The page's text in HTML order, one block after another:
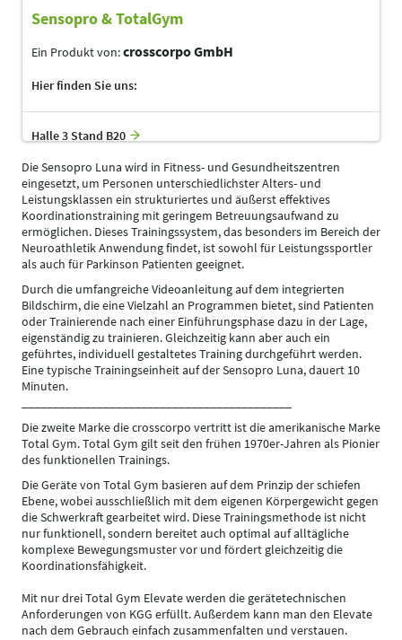
Sensopro & TotalGym
Ein Produkt von:crosscorpo GmbH
Hier finden Sie uns:
Halle 3 Stand B20
Die Sensopro Luna wird in Fitness- und Gesundheitszentren
eingesetzt, um Personen unterschiedlichster Alters- und
Leistungsklassen ein strukturiertes und äußerst effektives
Koordinationstraining mit geringem Betreuungsaufwand zu
ermöglichen. Dieses Trainingssystem, das besonders im Bereich der
Neuroathletik Anwendung findet, ist sowohl für Leistungssportler
als auch für Parkinson Patienten geeignet.
Durch die umfangreiche Videoanleitung auf dem integrierten
Bildschirm, die eine Vielzahl an Programmen bietet, sind Patienten
oder Trainierende nach einer Einführungsphase dazu in der Lage,
eigenständig zu trainieren. Gleichzeitig kann aber auch ein
geführtes, individuell gestaltetes Training durchgeführt werden.
Eine typische Trainingseinheit auf der Sensopro Luna, dauert 10
Minuten.
Die zweite Marke die crosscorpo vertritt ist die amerikanische Marke
Total Gym. Total Gym gilt seit den frühen 1970er-Jahren als Pionier
des funktionellen Trainings.
Die Geräte von Total Gym basieren auf dem Prinzip der schiefen
Ebene, wobei ausschließlich mit dem eigenen Körpergewicht gegen
die Schwerkraft gearbeitet wird. Diese Trainingsmethode ist nicht
nur funktionell, sondern bereitet auch optimal auf alltägliche
komplexe Bewegungsmuster vor und fördert gleichzeitig die
Koordinationsfähigkeit.
Mit nur drei Total Gym Elevate werden die gerätetechnischen
Anforderungen von KGG erfüllt. Außerdem kann man den Elevate
nach dem Gebrauch einfach zusammenfalten und verstauen.